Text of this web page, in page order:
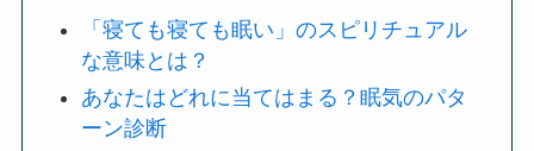
「寝ても寝ても眠い」のスピリチュアル
な意味とは？
あなたはどれに当てはまる？眠気のパタ
ーン診断